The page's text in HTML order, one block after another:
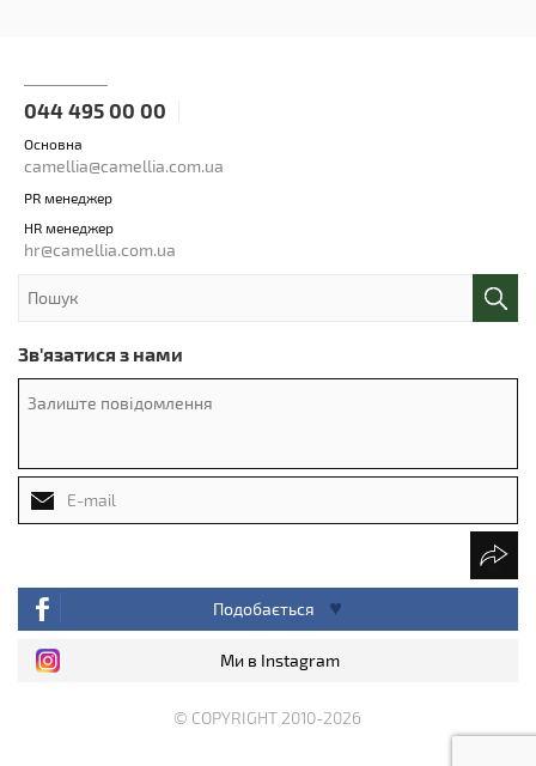
044 495 00 00
Основна
camellia@camellia.com.ua
PR менеджер
HR менеджер
hr@camellia.com.ua
Зв'язатися з нами
Подобається
Ми в Instagram
© COPYRIGHT 2010-2026